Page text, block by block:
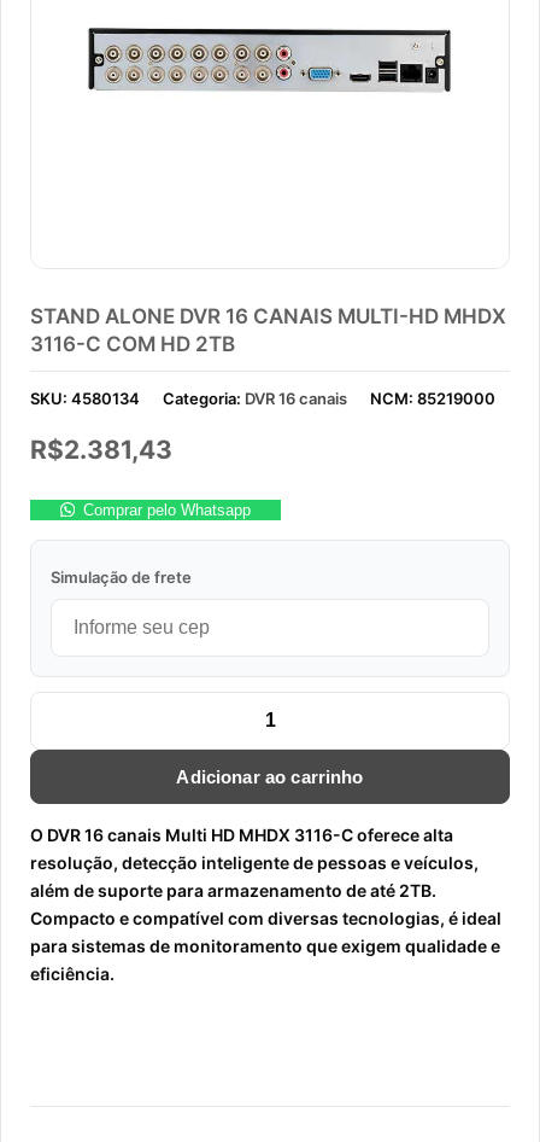
STAND ALONE DVR 16 CANAIS MULTI-HD MHDX
3116-C COM HD 2TB
SKU: 4580134 Categoria: DVR 16 canais NCM: 85219000
R$2.381,43
Comprar pelo Whatsapp
Simulação de frete
STAND ALONE DVR 16 CANAIS MULTI-HD MHDX 3116-C
Adicionar ao carrinho
O DVR 16 canais Multi HD MHDX 3116-C oferece alta
resolução, detecção inteligente de pessoas e veículos,
além de suporte para armazenamento de até 2TB.
Compacto e compatível com diversas tecnologias, é ideal
para sistemas de monitoramento que exigem qualidade e
eficiência.